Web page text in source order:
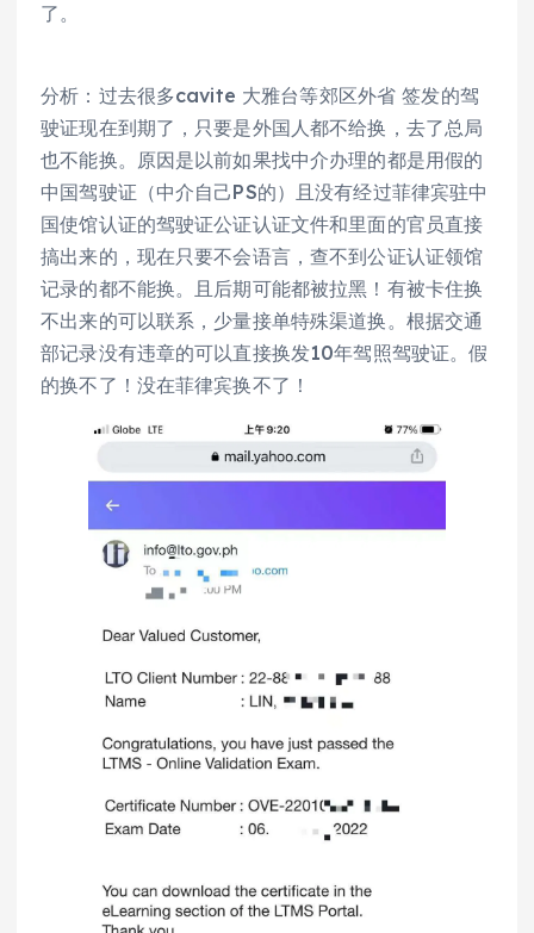
了。
分析：过去很多cavite 大雅台等郊区外省 签发的驾
驶证现在到期了，只要是外国人都不给换，去了总局
也不能换。原因是以前如果找中介办理的都是用假的
中国驾驶证（中介自己PS的）且没有经过菲律宾驻中
国使馆认证的驾驶证公证认证文件和里面的官员直接
搞出来的，现在只要不会语言，查不到公证认证领馆
记录的都不能换。且后期可能都被拉黑！有被卡住换
不出来的可以联系，少量接单特殊渠道换。根据交通
部记录没有违章的可以直接换发10年驾照驾驶证。假
的换不了！没在菲律宾换不了！